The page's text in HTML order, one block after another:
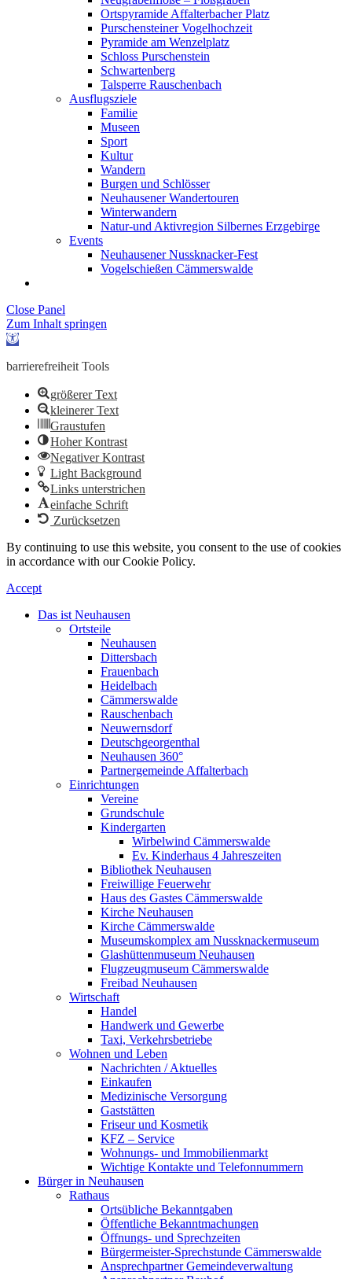
Ortspyramide Affalterbacher Platz
Purschensteiner Vogelhochzeit
Pyramide am Wenzelplatz
Schloss Purschenstein
Schwartenberg
Talsperre Rauschenbach
Ausflugsziele
Familie
Museen
Sport
Kultur
Wandern
Burgen und Schlösser
Neuhausener Wandertouren
Winterwandern
Natur-und Aktivregion Silbernes Erzgebirge
Events
Neuhausener Nussknacker-Fest
Vogelschießen Cämmerswalde
Close Panel
Zum Inhalt springen
Werkzeugleiste
barrierefreiheit Tools
größerer Text
kleinerer Text
Graustufen
Hoher Kontrast
Negativer Kontrast
Light Background
Links unterstrichen
einfache Schrift
Zurücksetzen
By continuing to use this website, you consent to the use of cookies
in accordance with our Cookie Policy.
Accept
Das ist Neuhausen
Ortsteile
Neuhausen
Dittersbach
Frauenbach
Heidelbach
Cämmerswalde
Rauschenbach
Neuwernsdorf
Deutschgeorgenthal
Neuhausen 360°
Partnergemeinde Affalterbach
Einrichtungen
Vereine
Grundschule
Kindergarten
Wirbelwind Cämmerswalde
Ev. Kinderhaus 4 Jahreszeiten
Bibliothek Neuhausen
Freiwillige Feuerwehr
Haus des Gastes Cämmerswalde
Kirche Neuhausen
Kirche Cämmerswalde
Museumskomplex am Nussknackermuseum
Glashüttenmuseum Neuhausen
Flugzeugmuseum Cämmerswalde
Freibad Neuhausen
Wirtschaft
Handel
Handwerk und Gewerbe
Taxi, Verkehrsbetriebe
Wohnen und Leben
Nachrichten / Aktuelles
Einkaufen
Medizinische Versorgung
Gaststätten
Friseur und Kosmetik
KFZ – Service
Wohnungs- und Immobilienmarkt
Wichtige Kontakte und Telefonnummern
Bürger in Neuhausen
Rathaus
Ortsübliche Bekanntgaben
Öffentliche Bekanntmachungen
Öffnungs- und Sprechzeiten
Bürgermeister-Sprechstunde Cämmerswalde
Ansprechpartner Gemeindeverwaltung